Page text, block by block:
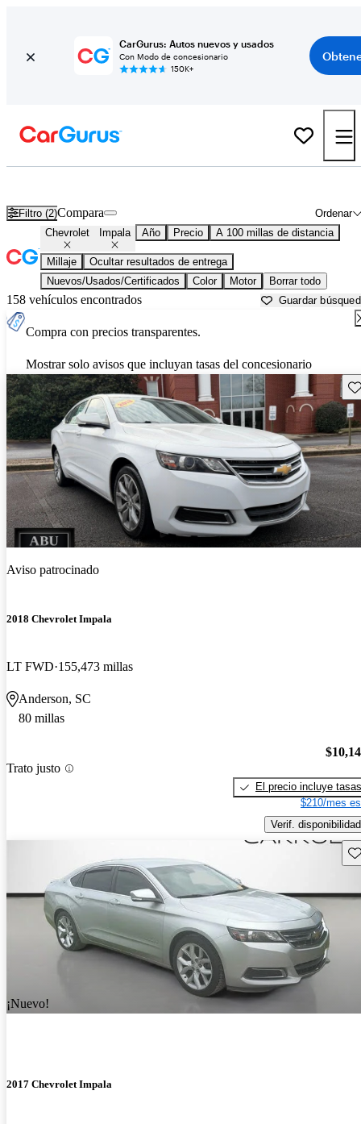
CarGurus: Autos nuevos y usados
Con Modo de concesionario
150K+
Filtro (2) Ordenar
Compara
Chevrolet Impala Año Precio A 100 millas de distancia
Millaje
Ocultar resultados de entrega
Nuevos/Usados/Certificados
Color Motor Borrar todo
158 vehículos encontrados Guardar
Compra con precios transparentes.
Mostrar solo avisos que incluyan tasas del concesionario
Aviso patrocinado
2018 Chevrolet Impala
LT FWD 155,473 millas
Anderson, SC
80 millas
Trato justo
El precio incluye tasas
$210/mes
Verif. disponibilidad
¡Nuevo!
2017 Chevrolet Impala